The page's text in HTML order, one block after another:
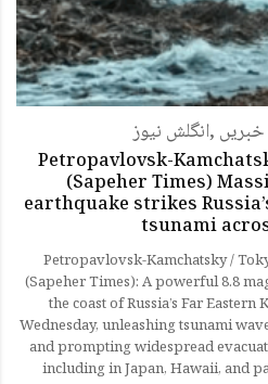
انگلش نیوز, خبریں
Petropavlovsk-
(Sapeher Times)
earthquake strikes
tsunami
Petropavlovsk-Kamchatsky /
(Sapeher Times): A powerful 8.8
the coast of Russia’s Far
Wednesday, unleashing tsunami
and prompting widespread
including in Japan, Hawaii, and